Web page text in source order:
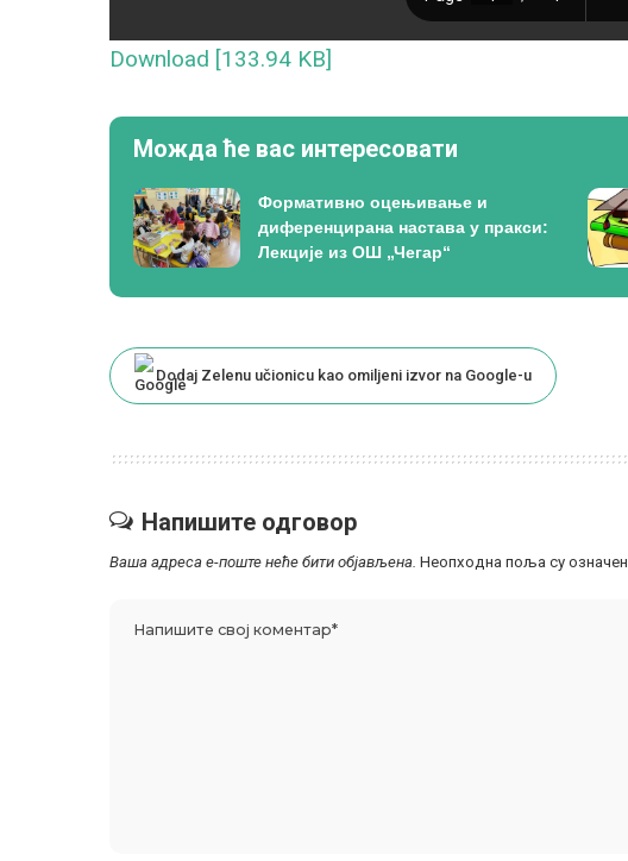
Download [133.94 KB]
Можда ће вас интересовати
Формативно оцењивање и
диференцирана настава у пракси:
Лекције из ОШ „Чегар“
Dodaj Zelenu učionicu kao omiljeni izvor na Google-u
Напишите одговор
Ваша адреса е-поште неће бити објављена. Неопходна поља су